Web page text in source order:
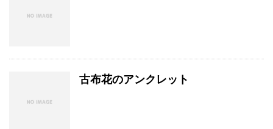
古布花のアンクレット